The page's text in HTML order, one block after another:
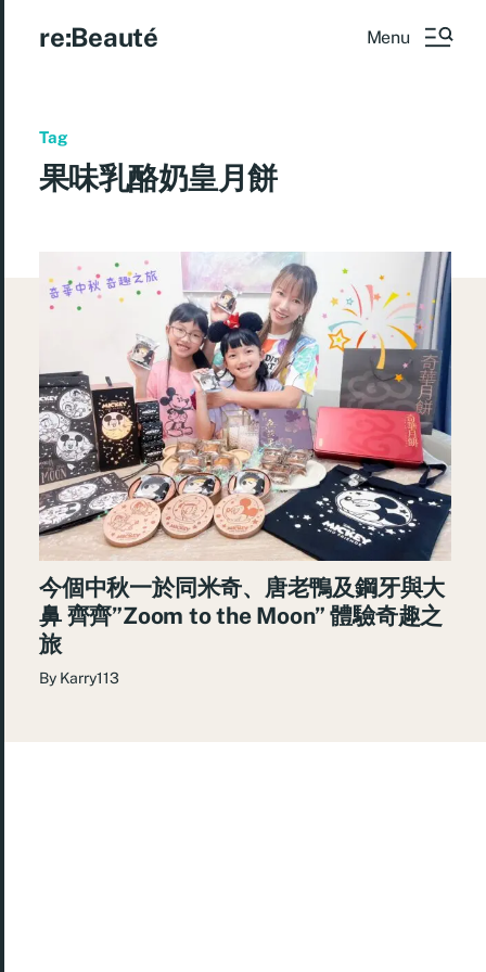
re:Beauté Menu
Tag
果味乳酪奶皇月餅
今個中秋一於同米奇、唐老鴨及鋼牙與大
鼻 齊齊”Zoom to the Moon” 體驗奇趣之
旅
By Karry113